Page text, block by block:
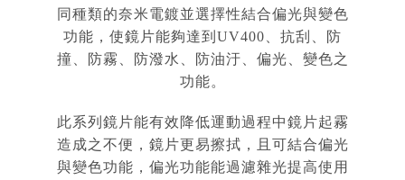
同種類的奈米電鍍並選擇性結合偏光與變色
功能，使鏡片能夠達到UV400、抗刮、防
撞、防霧、防潑水、防油汙、偏光、變色之
功能。
此系列鏡片能有效降低運動過程中鏡片起霧
造成之不便，鏡片更易擦拭，且可結合偏光
與變色功能，偏光功能能過濾雜光提高使用